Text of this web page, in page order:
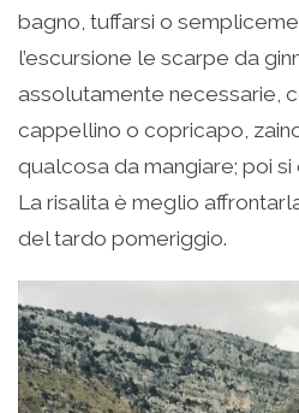
bagno, tuffarsi o
l’escursione le scarpe da
assolutamente necessarie,
cappellino o copricapo,
qualcosa da mangiare; poi
La risalita è meglio
del tardo pomeriggio.